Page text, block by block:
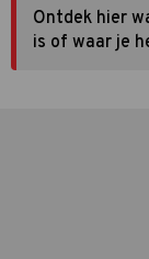
Ontdek hier
is of waar je